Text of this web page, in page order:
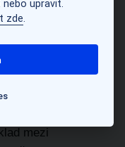
přičemž
obsahem. Právě
obsahu
polarizaci
mezi
upravit.
zde.